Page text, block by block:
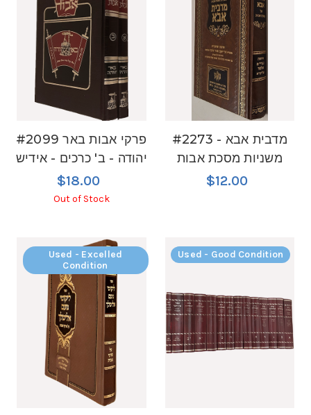
#2099 פרקי אבות באר
יהודה - ב' כרכים - אידיש
$18.00
Out of Stock
#2273 מדבית אבא -
משניות מסכת אבות
$12.00
Used - Excelled
Condition
Used - Good Condition